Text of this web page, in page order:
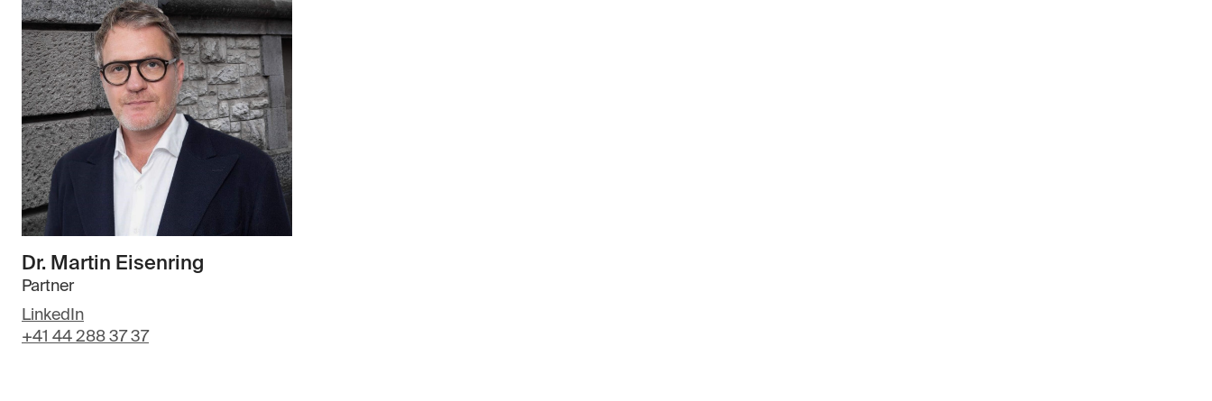
Dr. Martin Eisenring
Partner
LinkedIn
+41 44 288 37 37